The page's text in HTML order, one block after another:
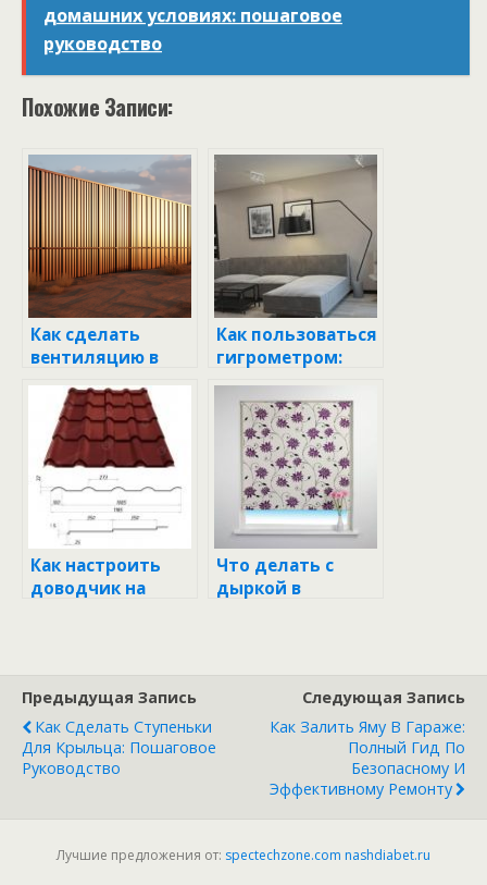
домашних условиях: пошаговое
руководство
Похожие Записи:
Как сделать
вентиляцию в
гараже:
практическое
руководство для
каждого
автолюбителя
Как пользоваться
гигрометром:
практическое
руководство для
каждого
Как настроить
доводчик на
Что делать с
дыркой в
Предыдущая Запись
Как Сделать Ступеньки
Для Крыльца: Пошаговое
Руководство
Следующая Запись
Как Залить Яму В Гараже:
Полный Гид По
Безопасному И
Эффективному Ремонту
Лучшие предложения от: spectechzone.com nashdiabet.ru